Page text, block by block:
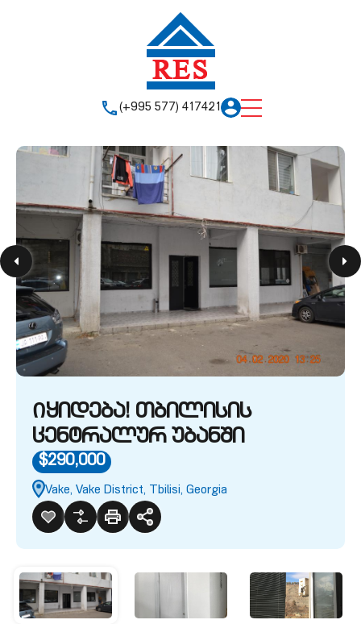
(+995 577) 417421
Იყიდება! თბილისის
ცენტრალურ უბანში
$290,000
Vake, Vake District, Tbilisi, Georgia